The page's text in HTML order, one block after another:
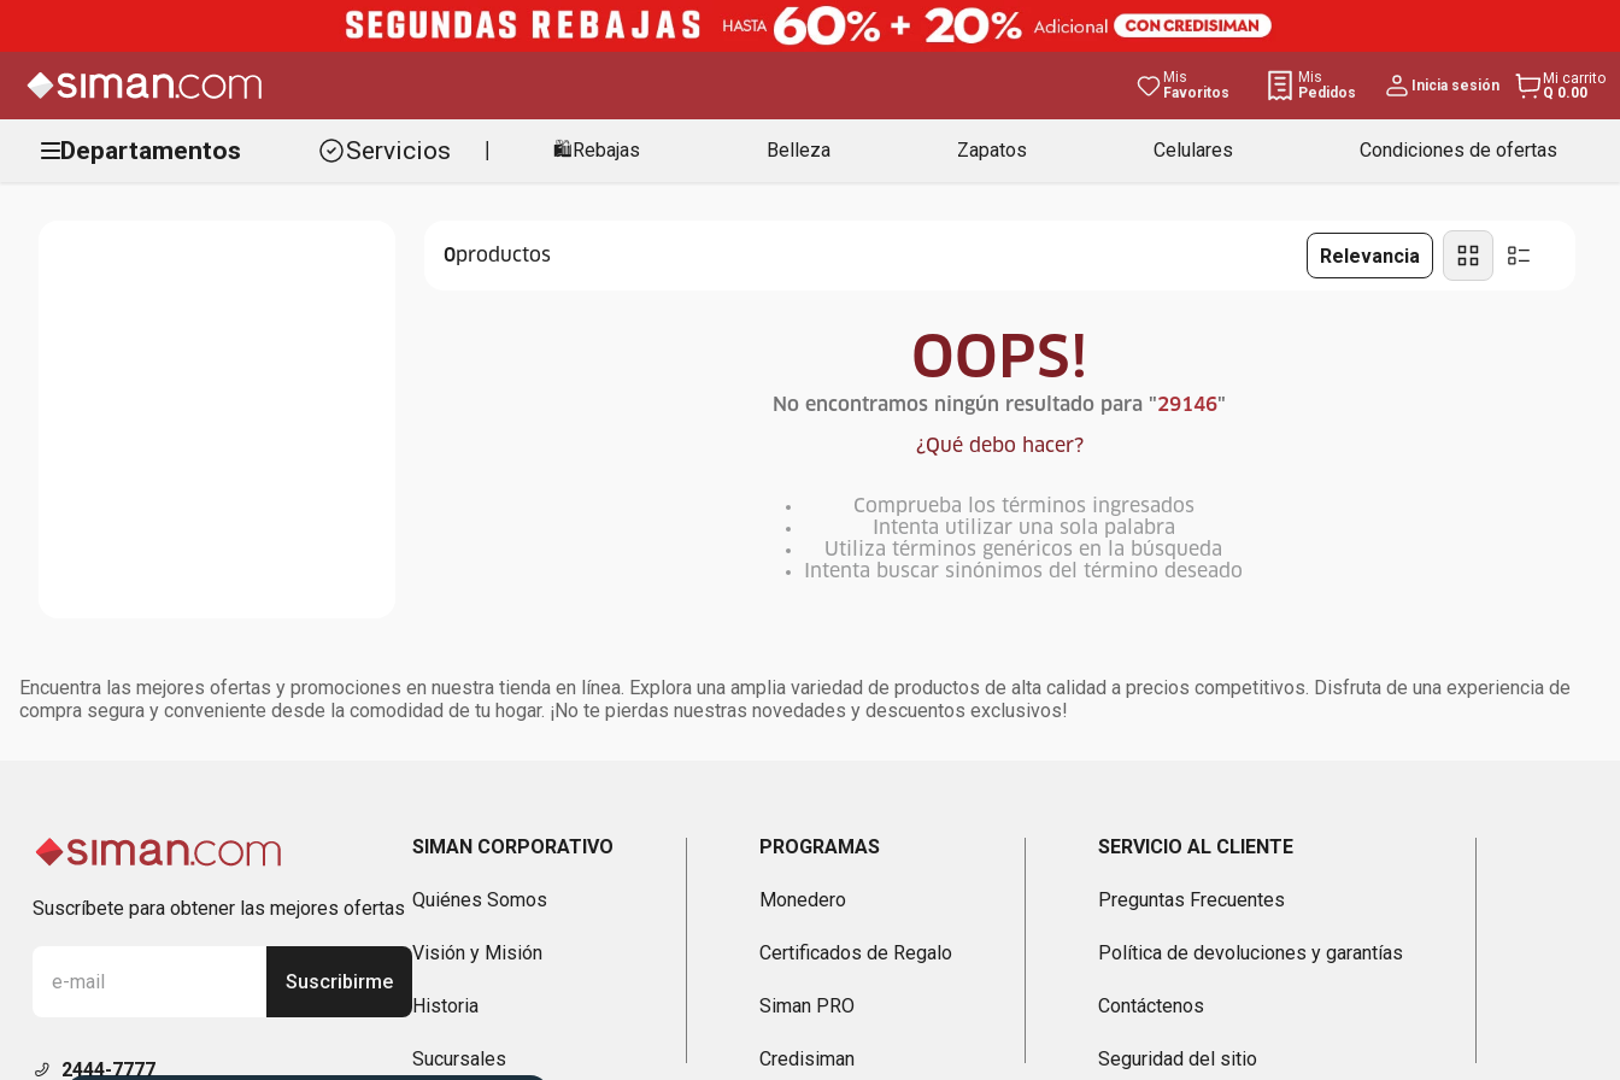
Mis
Favoritos
Mis
Pedidos
Inicia sesión
Mi carrito
Q 0.00
Departamentos Servicios 🛍️Rebajas Belleza Zapatos Celulares Condiciones de ofertas
0 Relevancia
OOPS!
No encontramos ningún resultado para "29146"
¿Qué debo hacer?
Comprueba los términos ingresados
Intenta utilizar una sola palabra
Utiliza términos genéricos en la búsqueda
Intenta buscar sinónimos del término deseado
Encuentra las mejores ofertas y promociones en nuestra tienda en línea. Explora una amplia variedad de productos de alta calidad a precios competitivos. Disfruta de una experiencia de
compra segura y conveniente desde la comodidad de tu hogar. ¡No te pierdas nuestras novedades y descuentos exclusivos!
Suscríbete para obtener las mejores ofertas
Suscribirme
2444-7777
SIMAN CORPORATIVO
Quiénes Somos
Visión y Misión
Historia
Sucursales
PROGRAMAS
Monedero
Certificados de Regalo
Siman PRO
Credisiman
SERVICIO AL CLIENTE
Preguntas Frecuentes
Política de devoluciones y garantías
Contáctenos
Seguridad del sitio